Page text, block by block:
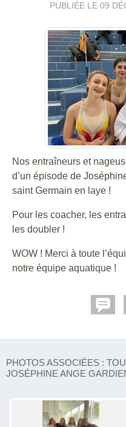
PUBLIÉE LE 09
Nos entraîneurs et
d’un épisode de
saint Germain en laye !
Pour les coacher, les
les doubler !
WOW ! Merci à toute
notre équipe aquatique !
PHOTOS ASSOCIÉES :
JOSÉPHINE ANGE